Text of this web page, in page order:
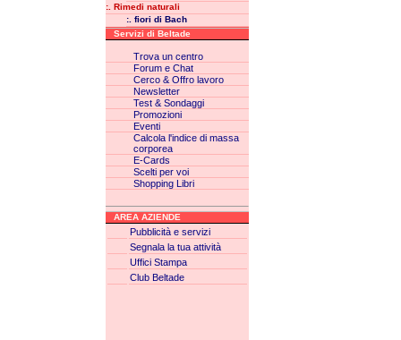
:. Rimedi naturali
:. fiori di Bach
Servizi di Beltade
Trova un centro
Forum e Chat
Cerco & Offro lavoro
Newsletter
Test & Sondaggi
Promozioni
Eventi
Calcola l'indice di massa
corporea
E-Cards
Scelti per voi
Shopping Libri
AREA AZIENDE
Pubblicità e servizi
Segnala la tua attività
Uffici Stampa
Club Beltade